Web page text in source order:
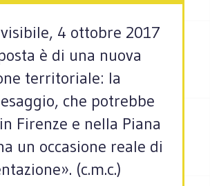
4 ottobre 2017
è di una nuova
territoriale: la
che potrebbe
Firenze e nella Piana
un occasione reale di
(c.m.c.)